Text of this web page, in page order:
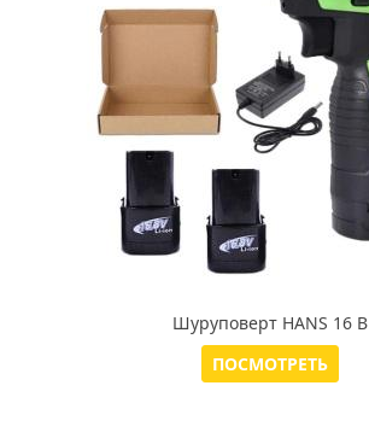
Шуруповерт HANS 16 В
ПОСМОТРЕТЬ